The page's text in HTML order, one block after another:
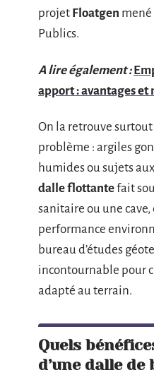
projet Floatgen mené
Publics.
A lire également :
apport : avantages et
On la retrouve surtout
problème : argiles
humides ou sujets
dalle flottantefait
sanitaire ou une
performance
bureau d’études
incontournable pour
adapté au terrain.
Quels
d’une dalle